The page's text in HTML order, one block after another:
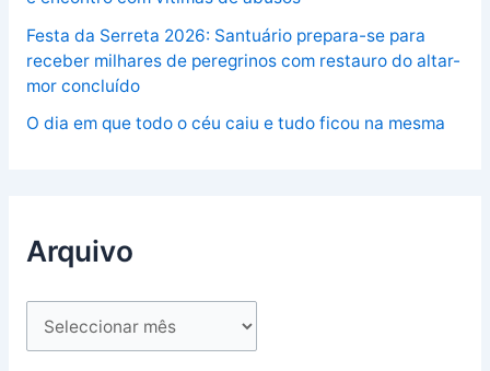
Festa da Serreta 2026: Santuário prepara-se para
receber milhares de peregrinos com restauro do altar-
mor concluído
O dia em que todo o céu caiu e tudo ficou na mesma
Arquivo